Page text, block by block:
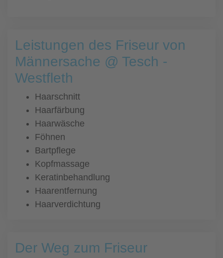
Leistungen des Friseur von
Männersache @ Tesch -
Westfleth
Haarschnitt
Haarfärbung
Haarwäsche
Föhnen
Bartpflege
Kopfmassage
Keratinbehandlung
Haarentfernung
Haarverdichtung
Der Weg zum Friseur